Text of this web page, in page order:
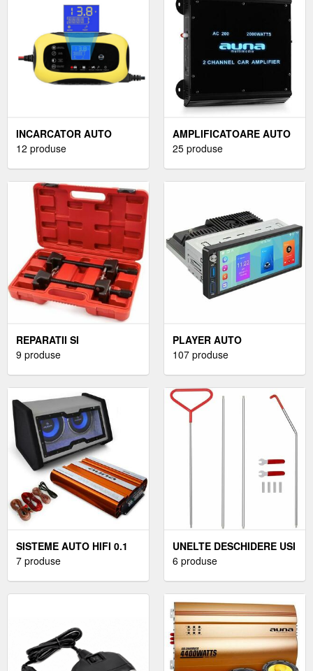
INCARCATOR AUTO
GALBEN
12 produse
AMPLIFICATOARE AUTO
25 produse
REPARATII SI
ECHIPAMENTE AUTO
9 produse
PLAYER AUTO
BLUETOOTH
107 produse
SISTEME AUTO HIFI 0.1
7 produse
UNELTE DESCHIDERE USI
AUTO
6 produse